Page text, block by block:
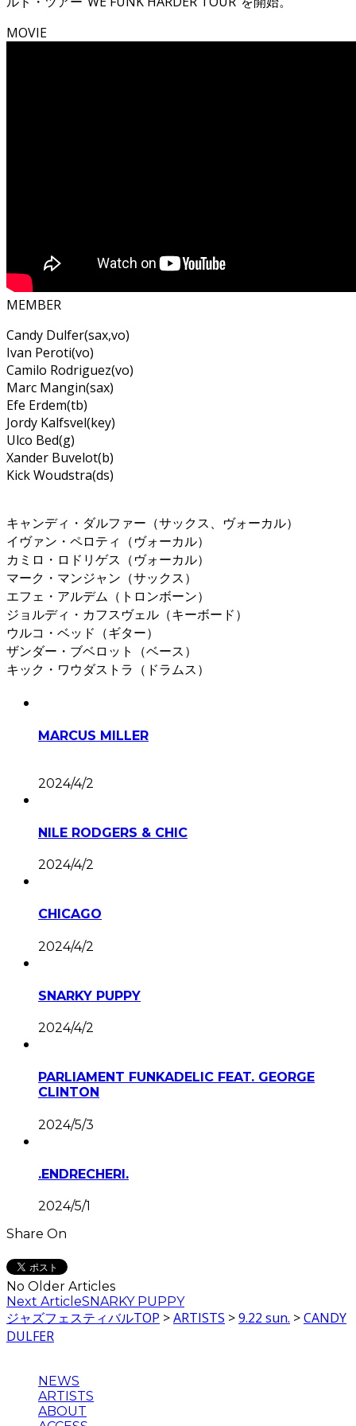
MOVIE
MEMBER
Candy Dulfer(sax,vo)
Ivan Peroti(vo)
Camilo Rodriguez(vo)
Marc Mangin(sax)
Efe Erdem(tb)
Jordy Kalfsvel(key)
Ulco Bed(g)
Xander Buvelot(b)
Kick Woudstra(ds)
キャンディ・ダルファー（サックス、ヴォーカル）
イヴァン・ペロティ（ヴォーカル）
カミロ・ロドリゲス（ヴォーカル）
マーク・マンジャン（サックス）
エフェ・アルデム（トロンボーン）
ジョルディ・カフスヴェル（キーボード）
ウルコ・ベッド（ギター）
ザンダー・ブベロット（ベース）
キック・ワウダストラ（ドラムス）
MARCUS MILLER
2024/4/2
NILE RODGERS & CHIC
2024/4/2
CHICAGO
2024/4/2
SNARKY PUPPY
2024/4/2
PARLIAMENT FUNKADELIC FEAT. GEORGE
CLINTON
2024/5/3
.ENDRECHERI.
2024/5/1
Share On
No Older Articles
Next ArticleSNARKY PUPPY
ジャズフェスティバルTOP >ARTISTS >9.22 sun. >CANDY
DULFER
NEWS
ARTISTS
ABOUT